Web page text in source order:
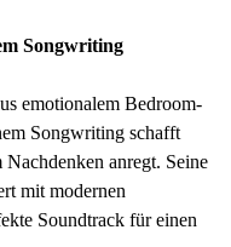
Songwriting
emotionalem Bedroom-
Songwriting schafft
anregt. Seine
mit modernen
Soundtrack für einen